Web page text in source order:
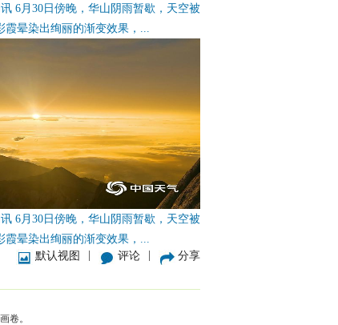
6月30日傍晚，华山阴雨暂歇，天空被
霞晕染出绚丽的渐变效果，...
6月30日傍晚，华山阴雨暂歇，天空被
霞晕染出绚丽的渐变效果，...
默认视图 评论 分享
卷。